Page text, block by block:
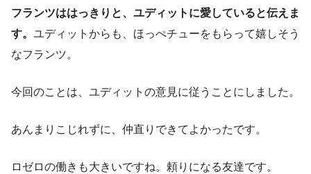
フランツははっきりと、ユディットに愛していると伝えま
す。 ユディットからも、ほっぺチューをもらって嬉しそう
なフランツ。
今回のことは、ユディットの意見に従うことにしました。
あんまりこじれずに、仲直りできてよかったです。
ロゼロの働きも大きいですね。頼りになる友達です。